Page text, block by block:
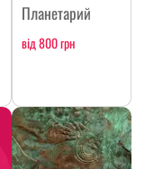
Планетарий
від 800 грн